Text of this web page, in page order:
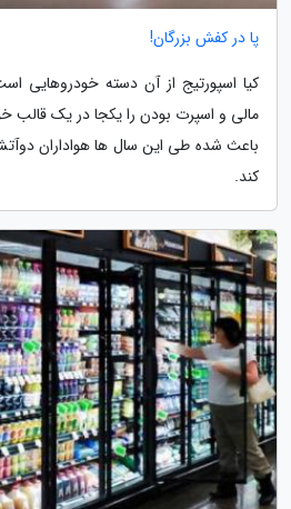
پا در کفش بزرگان!
کیا اسپورتیج از آن دسته خودروهایی
مالی و اسپرت بودن را یکجا در یک قالب
باعث شده طی این سال ها هواداران
کند.